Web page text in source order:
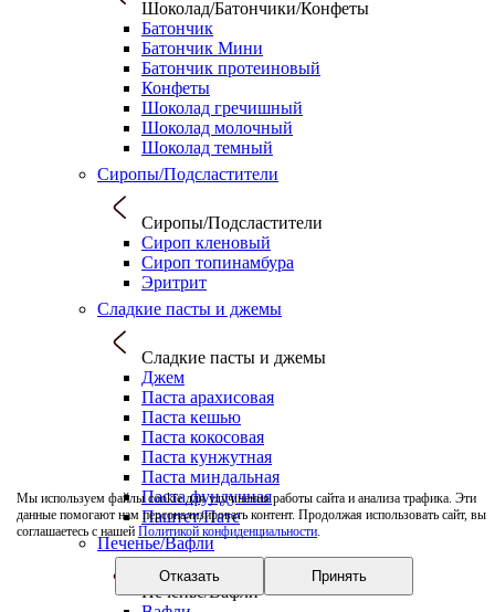
Мы используем файлы cookie для улучшения работы сайта и анализа трафика. Эти
данные помогают нам персонализировать контент. Продолжая использовать сайт, вы
соглашаетесь с нашей Политикой конфиденциальности.
Отказать Принять
Шоколад/Батончики/Конфеты
Батончик
Батончик Мини
Батончик протеиновый
Конфеты
Шоколад гречишный
Шоколад молочный
Шоколад темный
Сиропы/Подсластители
Сиропы/Подсластители
Сироп кленовый
Сироп топинамбура
Эритрит
Сладкие пасты и джемы
Сладкие пасты и джемы
Джем
Паста арахисовая
Паста кешью
Паста кокосовая
Паста кунжутная
Паста миндальная
Паста фундучная
Паштет/Пате
Печенье/Вафли
Печенье/Вафли